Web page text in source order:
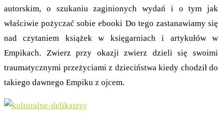
autorskim, o szukaniu zaginionych wydań i o tym jak
właściwie pożyczać sobie ebooki Do tego zastanawiamy się
nad czytaniem książek w księgarniach i artykułów w
Empikach. Zwierz przy okazji zwierz dzieli się swoimi
traumatycznymi przeżyciami z dzieciństwa kiedy chodził do
takiego dawnego Empiku z ojcem.